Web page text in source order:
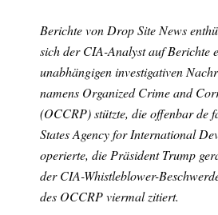
Berichte von Drop Site News
sich der CIA-Analyst auf Berichte
unabhängigen investigativen
namens Organized Crime and
(OCCRP) stützte, die offenbar de
States Agency for International
operierte, die Präsident Trump
der CIA-Whistleblower-
des OCCRP viermal zitiert.